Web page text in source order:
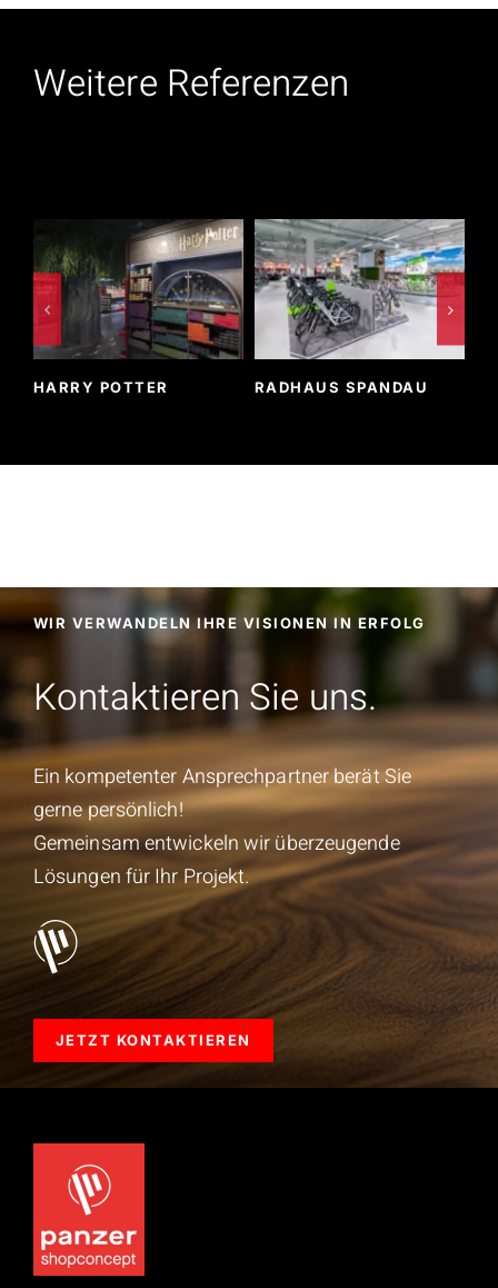
Weitere Referenzen
HARRY POTTER RADHAUS SPANDAU
WIR VERWANDELN IHRE VISIONEN IN ERFOLG
Kontaktieren Sie uns.
Ein kompetenter Ansprechpartner berät Sie
gerne persönlich!
Gemeinsam entwickeln wir überzeugende
Lösungen für Ihr Projekt.
JETZT KONTAKTIEREN